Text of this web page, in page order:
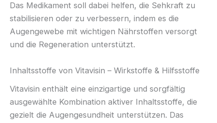
Das Medikament soll dabei helfen, die Sehkraft zu
stabilisieren oder zu verbessern, indem es die
Augengewebe mit wichtigen Nährstoffen versorgt
und die Regeneration unterstützt.
Inhaltsstoffe von Vitavisin – Wirkstoffe & Hilfsstoffe
Vitavisin enthält eine einzigartige und sorgfältig
ausgewählte Kombination aktiver Inhaltsstoffe, die
gezielt die Augengesundheit unterstützen. Das